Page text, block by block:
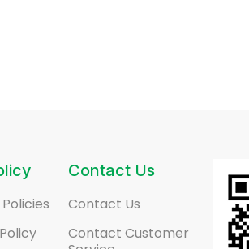
Contact Us
Contact Us
Contact Customer